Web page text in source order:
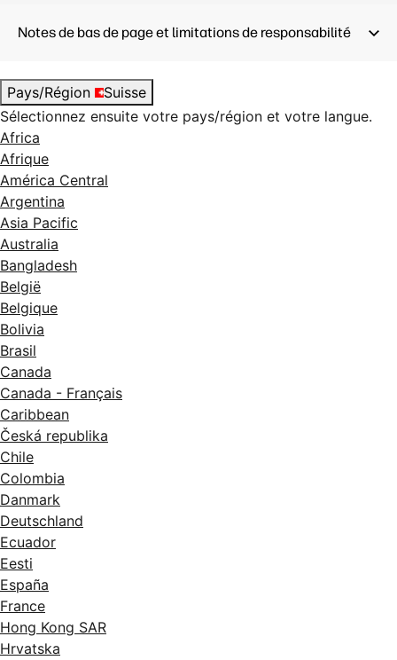
Notes de bas de page et limitations de responsabilité
Pays/Région
Suisse
Sélectionnez ensuite votre pays/région et votre langue.
Africa
Afrique
América Central
Argentina
Asia Pacific
Australia
Bangladesh
België
Belgique
Bolivia
Brasil
Canada
Canada - Français
Caribbean
Česká republika
Chile
Colombia
Danmark
Deutschland
Ecuador
Eesti
España
France
Hong Kong SAR
Hrvatska